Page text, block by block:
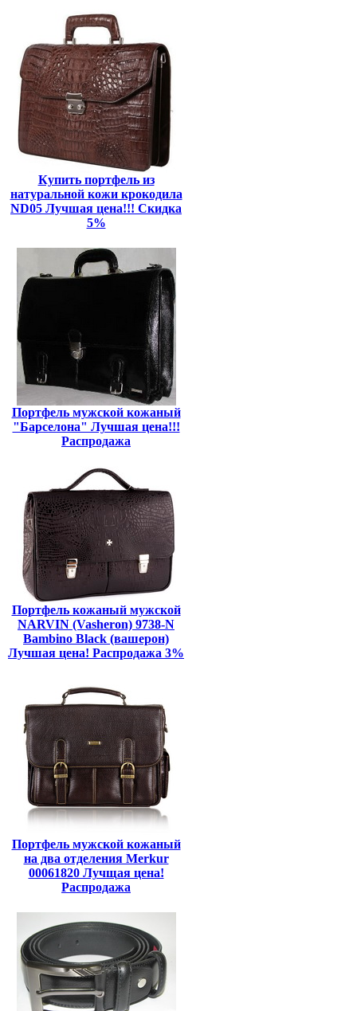
Купить портфель из
натуральной кожи крокодила
ND05 Лучшая цена!!! Скидка
5%
Портфель мужской кожаный
"Барселона" Лучшая цена!!!
Распродажа
Портфель кожаный мужской
NARVIN (Vasheron) 9738-N
Bambino Black (вашерон)
Лучшая цена! Распродажа 3%
Портфель мужской кожаный
на два отделения Merkur
00061820 Лучщая цена!
Распродажа